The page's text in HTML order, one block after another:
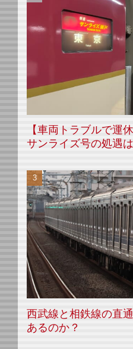
【車両トラブルで運
サンライズ号の処遇
西武線と相鉄線の直
あるのか？